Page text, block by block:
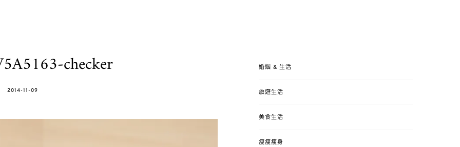
checker
POSTED
2014-11-09
婚姻 & 生活
旅遊生活
美食生活
瘦瘦瘦身